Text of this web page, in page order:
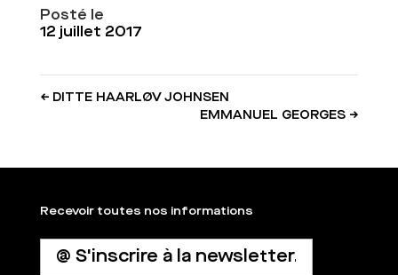
Posté le
12 juillet 2017
←DITTE HAARLØV JOHNSEN
EMMANUEL GEORGES →
Recevoir toutes nos informations